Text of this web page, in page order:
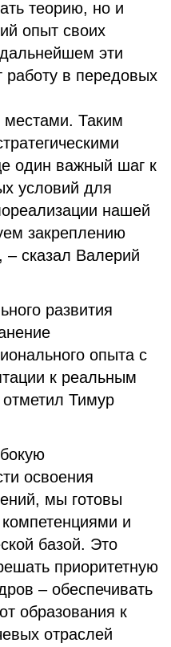
теорию, но и
опыт своих
эти
в передовых
Таким
один важный шаг к
условий для
нашей
закреплению
– сказал Валерий
развития
опыта с
к реальным
Тимур
освоения
мы готовы
и
базой. Это
приоритетную
– обеспечивать
образования к
отраслей